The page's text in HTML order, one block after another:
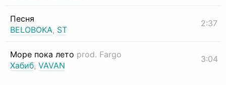
Песня
BELOBOKA, ST
2:37
Море пока лето prod. Fargo
Хабиб, VAVAN
3:04